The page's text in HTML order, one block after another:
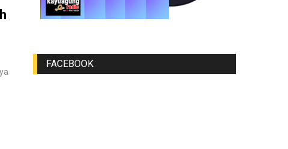
FACEBOOK